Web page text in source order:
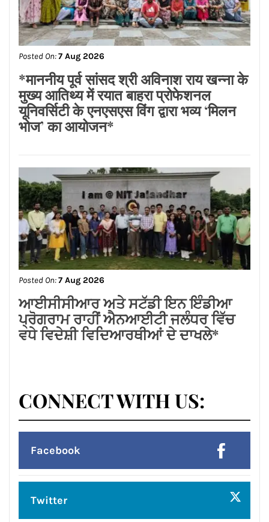
ਵਿਧਾਨ ਸਭਾ ਕਮੇਟੀ ਦੀ ਰਿਪੋਰਟ ਨੇ ਖੋਲ੍ਹੀ
‘ਯੁੱਧ ਨਸ਼ੇ ਵਿਰੁੱਧ’ ਮੁਹਿੰਮ ਦੀ ਪੋਲ: ਢਿੱਲੋਂ*
Posted On:7 Aug 2026
*माननीय पूर्व सांसद श्री अविनाश राय खन्ना के
मुख्य आतिथ्य में रयात बाहरा प्रोफेशनल
यूनिवर्सिटी के एनएसएस विंग द्वारा भव्य ‘मिलन
भोज’ का आयोजन*
ਆਈਸੀਸੀਆਰ ਅਤੇ ਸਟੱਡੀ ਇਨ ਇੰਡੀਆ
ਪ੍ਰੋਗਰਾਮ ਰਾਹੀਂ ਐਨਆਈਟੀ ਜਲੰਧਰ ਵਿੱਚ
ਵਧੇ ਵਿਦੇਸ਼ੀ ਵਿਦਿਆਰਥੀਆਂ ਦੇ ਦਾਖਲੇ*